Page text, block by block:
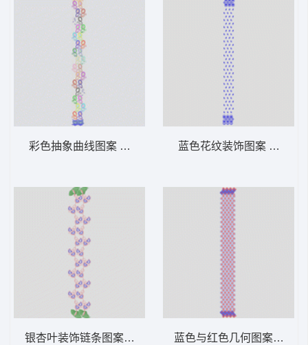
彩色抽象曲线图案 窗帘
银杏叶装饰链条图案 窗帘
蓝色花纹装饰图案 窗帘
蓝色与红色几何图案装饰